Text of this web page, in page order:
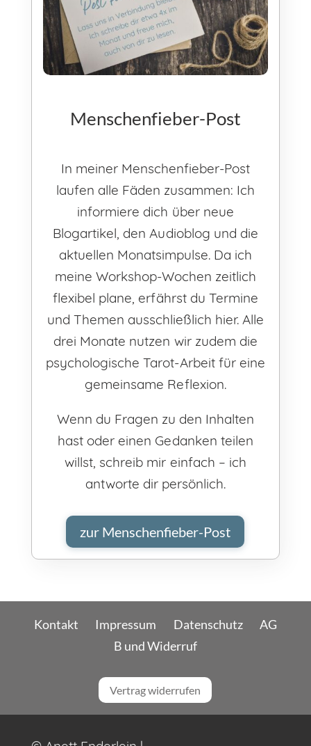
Menschenfieber-Post
In meiner Menschenfieber-Post
laufen alle Fäden zusammen: Ich
informiere dich über neue
Blogartikel, den Audioblog und die
aktuellen Monatsimpulse. Da ich
meine Workshop-Wochen zeitlich
flexibel plane, erfährst du Termine
und Themen ausschließlich hier. Alle
drei Monate nutzen wir zudem die
psychologische Tarot-Arbeit für eine
gemeinsame Reflexion.
Wenn du Fragen zu den Inhalten
hast oder einen Gedanken teilen
willst, schreib mir einfach – ich
antworte dir persönlich.
zur Menschenfieber-Post
Kontakt Impressum Datenschutz
AG
B und Widerruf
Vertrag widerrufen